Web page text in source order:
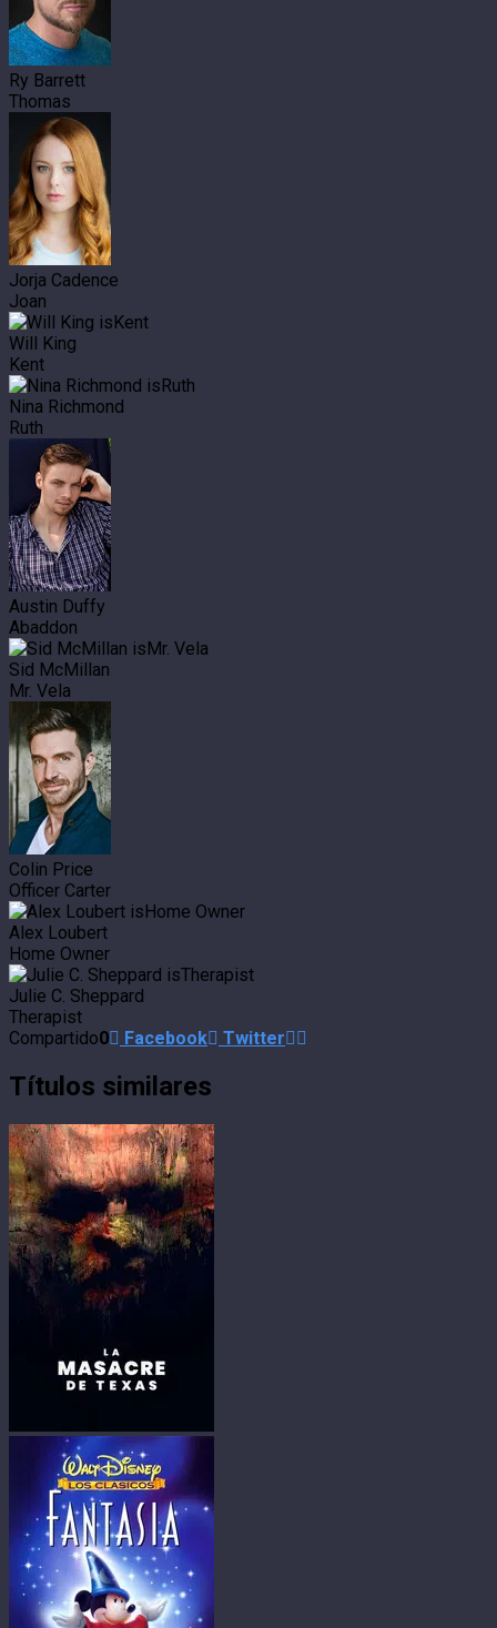
Ry Barrett
Thomas
Jorja Cadence
Joan
Will King
Kent
Nina Richmond
Ruth
Austin Duffy
Abaddon
Sid McMillan
Mr. Vela
Colin Price
Officer Carter
Alex Loubert
Home Owner
Julie C. Sheppard
Therapist
Compartido0 Facebook Twitter
Títulos similares